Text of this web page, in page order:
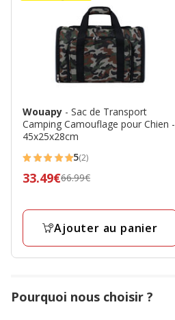
Wouapy - Sac de Transport
Camping Camouflage pour Chien -
45x25x28cm
5
étoiles
2
5(2)
Prix
66.99€,
final
33.49€
33.49€66.99€
Ajouter au panier
Pourquoi nous choisir ?